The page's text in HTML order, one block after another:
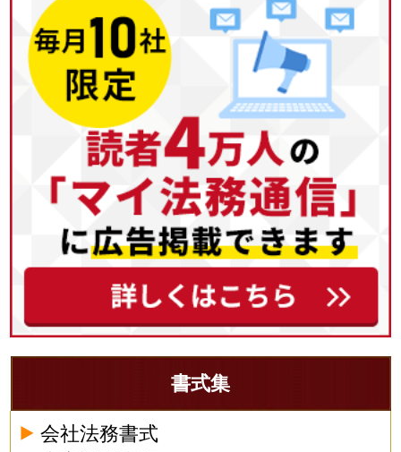
書式集
会社法務書式